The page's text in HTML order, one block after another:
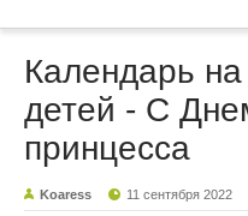
Календарь
детей - С
принцесса
Koaress 11 сентября 2022